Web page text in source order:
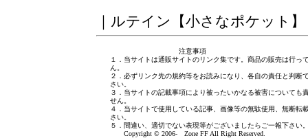
｜ ルテイン【小さなポケット】
注意事項
１．当サイトは通販サイトのリンク集です。商品の販売は行っ
ん。
２．必ずリンク先の規約等をお読みになり、各自の責任と判断
さい。
３．当サイトの記載事項により被ったいかなる被害についても
せん。
４．当サイトで使用している記事、画像等の無駄使用、無断転
さい。
５．間違い、適切でない表現等がございましたら ご一報下さい
Copyright © 2006- Zone FF All Right Reserved.